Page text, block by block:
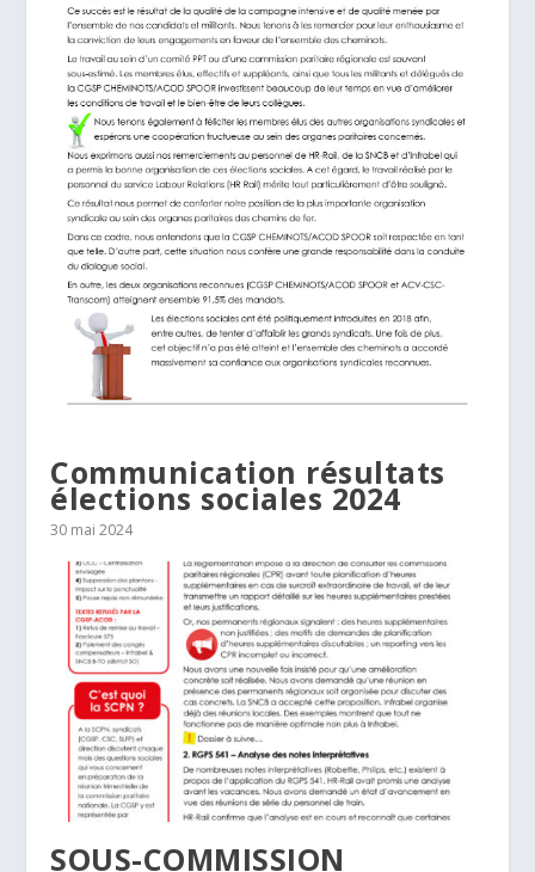
Communication résultats
élections sociales 2024
30 mai 2024
SOUS-COMMISSION